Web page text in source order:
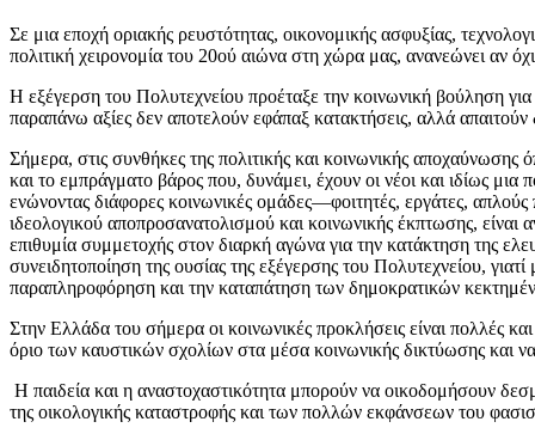
Σε μια εποχή οριακής ρευστότητας, οικονομικής ασφυξίας,
πολιτική χειρονομία του 20ού αιώνα στη χώρα μας, ανανεώνει αν
Η εξέγερση του Πολυτεχνείου προέταξε την κοινωνική βούληση
παραπάνω αξίες δεν αποτελούν εφάπαξ κατακτήσεις, αλλά
Σήμερα, στις συνθήκες της πολιτικής και κοινωνικής
και το εμπράγματο βάρος που, δυνάμει, έχουν οι νέοι και ιδίως
ενώνοντας διάφορες κοινωνικές ομάδες—φοιτητές, εργάτες,
ιδεολογικού αποπροσανατολισμού και κοινωνικής έκπτωσης,
επιθυμία συμμετοχής στον διαρκή αγώνα για την κατάκτηση της
συνειδητοποίηση της ουσίας της εξέγερσης του Πολυτεχνείου,
παραπληροφόρηση και την καταπάτηση των δημοκρατικών
Στην Ελλάδα του σήμερα οι κοινωνικές προκλήσεις είναι πολλές
όριο των καυστικών σχολίων στα μέσα κοινωνικής δικτύωσης και
Η παιδεία και η αναστοχαστικότητα μπορούν να οικοδομήσουν
της οικολογικής καταστροφής και των πολλών εκφάνσεων του